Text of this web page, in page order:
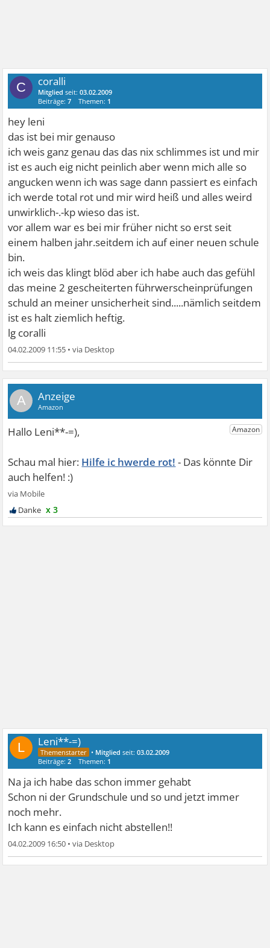
C coralli
Mitglied seit:03.02.2009
Beiträge:7 Themen: 1
hey leni
das ist bei mir genauso
ich weis ganz genau das das nix schlimmes ist und mir
ist es auch eig nicht peinlich aber wenn mich alle so
angucken wenn ich was sage dann passiert es einfach
ich werde total rot und mir wird heiß und alles weird
unwirklich-.-kp wieso das ist.
vor allem war es bei mir früher nicht so erst seit
einem halben jahr.seitdem ich auf einer neuen schule
bin.
ich weis das klingt blöd aber ich habe auch das gefühl
das meine 2 gescheiterten führwerscheinprüfungen
schuld an meiner unsicherheit sind.....nämlich seitdem
ist es halt ziemlich heftig.
lg coralli
04.02.2009 11:55 •
A
Hilfe ic hwerde rot!
x 3
L Leni**-=)
• Mitglied seit:03.02.2009
Beiträge:2 Themen: 1
Na ja ich habe das schon immer gehabt
Schon ni der Grundschule und so und jetzt immer
noch mehr.
Ich kann es einfach nicht abstellen!!
04.02.2009 16:50 •